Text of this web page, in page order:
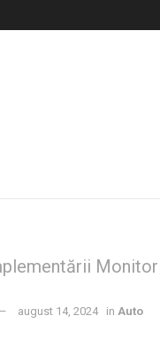
august 14, 2024 in Auto